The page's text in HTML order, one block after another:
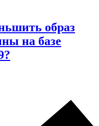
образ
на базе